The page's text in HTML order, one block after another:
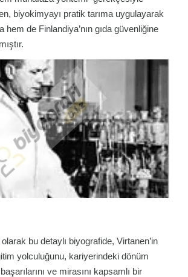
biyokimyayı pratik tarıma uygulayarak
hem de Finlandiya’nın gıda güvenliğine
bu detaylı biyografide, Virtanen’in
yolculuğunu, kariyerindeki dönüm
ve mirasını kapsamlı bir